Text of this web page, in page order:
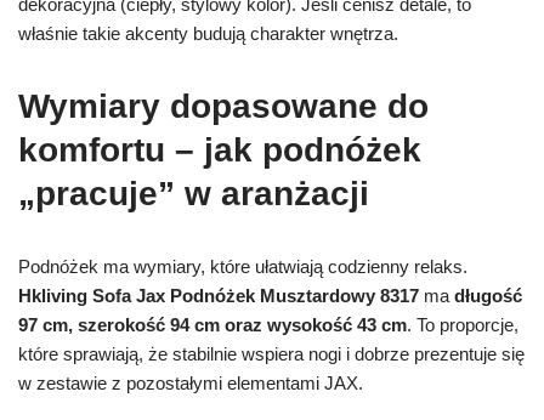
właśnie takie akcenty budują charakter wnętrza.
Wymiary dopasowane do
komfortu – jak podnóżek
„pracuje” w aranżacji
Podnóżek ma wymiary, które ułatwiają codzienny relaks.
Hkliving Sofa Jax Podnóżek Musztardowy 8317 ma długość
97 cm, szerokość 94 cm oraz wysokość 43 cm. To proporcje,
które sprawiają, że stabilnie wspiera nogi i dobrze prezentuje się
w zestawie z pozostałymi elementami JAX.